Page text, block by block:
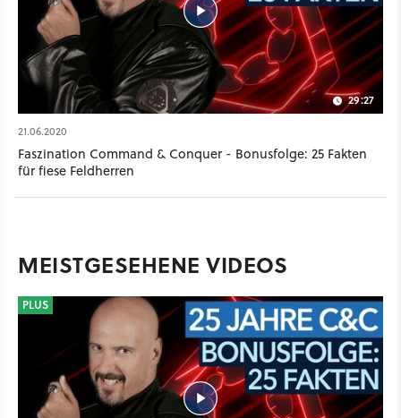
29:27
21.06.2020
Faszination Command & Conquer - Bonusfolge: 25 Fakten
für fiese Feldherren
MEISTGESEHENE VIDEOS
PLUS